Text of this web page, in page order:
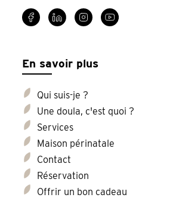
En savoir plus
Qui suis-je ?
Une doula, c'est quoi ?
Services
Maison périnatale
Contact
Réservation
Offrir un bon cadeau